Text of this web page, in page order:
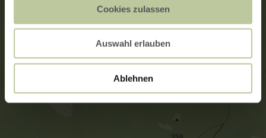
Cookies zulassen
Auswahl erlauben
Ablehnen